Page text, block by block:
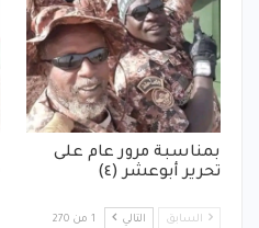
بمناسبة مرور عام على
تحرير أبوعشر (٤)
السابق التالي 1 من 270